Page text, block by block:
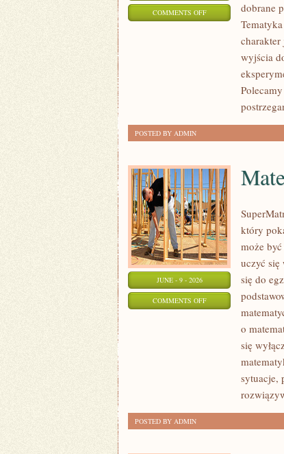
COMMENTS OFFON
dobrane
charakter
wyjścia
POSTED BY ADMIN
JUNE - 9 - 2026
COMMENTS OFFON
MATEMATYKA
który
może
uczyć się
się do
o
się
sytuacje,
POSTED BY ADMIN